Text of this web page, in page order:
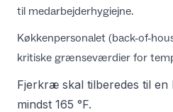
til medarbejderhygiejne.
Køkkenpersonalet (back-of-
kritiske grænseværdier for
Fjerkræ skal tilberedes til
mindst 165 °F.